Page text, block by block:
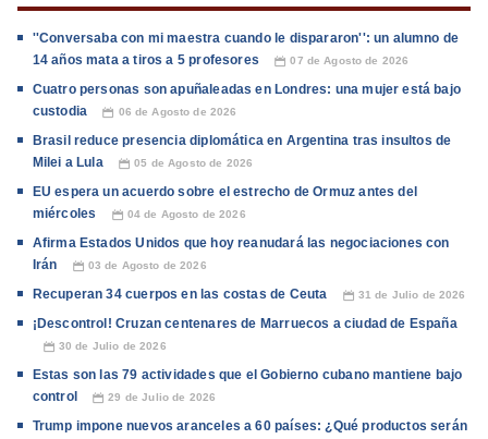
''Conversaba con mi maestra cuando le dispararon'': un alumno de
14 años mata a tiros a 5 profesores
📅 07 de Agosto de 2026
Cuatro personas son apuñaleadas en Londres: una mujer está bajo
custodia
📅 06 de Agosto de 2026
Brasil reduce presencia diplomática en Argentina tras insultos de
Milei a Lula
📅 05 de Agosto de 2026
EU espera un acuerdo sobre el estrecho de Ormuz antes del
miércoles
📅 04 de Agosto de 2026
Afirma Estados Unidos que hoy reanudará las negociaciones con
Irán
📅 03 de Agosto de 2026
Recuperan 34 cuerpos en las costas de Ceuta 📅 31 de Julio de 2026
¡Descontrol! Cruzan centenares de Marruecos a ciudad de España
📅 30 de Julio de 2026
Estas son las 79 actividades que el Gobierno cubano mantiene bajo
control
📅 29 de Julio de 2026
Trump impone nuevos aranceles a 60 países: ¿Qué productos serán